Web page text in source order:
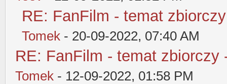
RE: FanFilm - temat
Tomek - 20-09-2022, 07:40 AM
RE: FanFilm - temat zbiorczy
Tomek - 12-09-2022, 01:58 PM